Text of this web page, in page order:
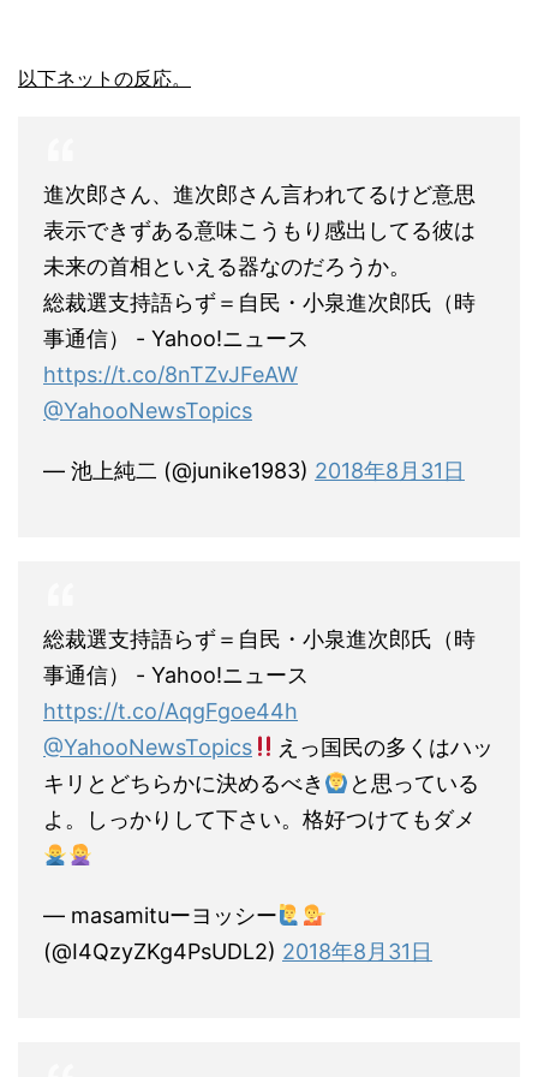
以下ネットの反応。
進次郎さん、進次郎さん言われてるけど意思
表示できずある意味こうもり感出してる彼は
未来の首相といえる器なのだろうか。
総裁選支持語らず＝自民・小泉進次郎氏（時
事通信） - Yahoo!ニュース
https://t.co/8nTZvJFeAW
@YahooNewsTopics
— 池上純二 (@junike1983) 2018年8月31日
総裁選支持語らず＝自民・小泉進次郎氏（時
事通信） - Yahoo!ニュース
https://t.co/AqgFgoe44h
@YahooNewsTopics
えっ国民の多くはハッ
キリとどちらかに決めるべき
と思っている
よ。しっかりして下さい。格好つけてもダメ
— masamituーヨッシー
(@I4QzyZKg4PsUDL2) 2018年8月31日